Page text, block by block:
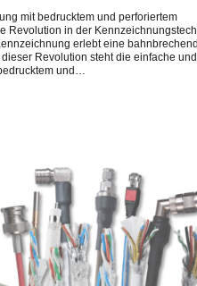
mit bedrucktem und perforiertem
Revolution in der
erlebt eine
Revolution steht die einfache
und…